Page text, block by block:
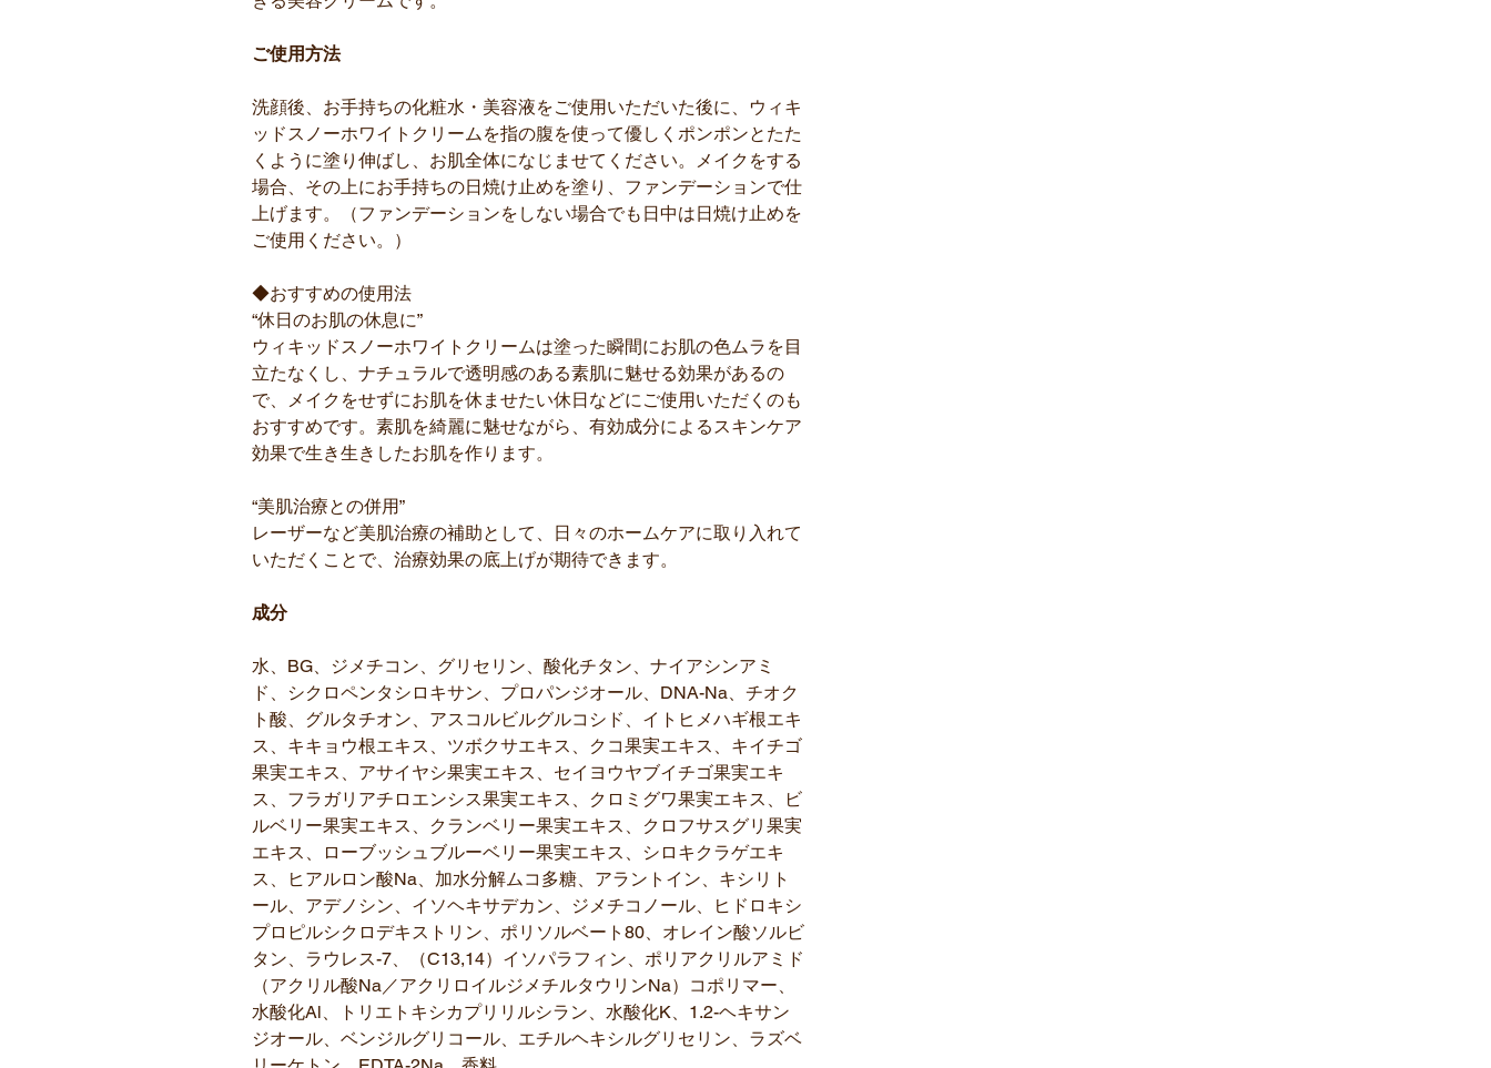
ご使用方法
洗顔後、お手持ちの化粧水・美容液をご使用いただいた後に、ウィキ
ッドスノーホワイトクリームを指の腹を使って優しくポンポンとたた
くように塗り伸ばし、お肌全体になじませてください。メイクをする
場合、その上にお手持ちの日焼け止めを塗り、ファンデーションで仕
上げます。（ファンデーションをしない場合でも日中は日焼け止めを
ご使用ください。）
◆おすすめの使用法
“休日のお肌の休息に”
ウィキッドスノーホワイトクリームは塗った瞬間にお肌の色ムラを目
立たなくし、ナチュラルで透明感のある素肌に魅せる効果があるの
で、メイクをせずにお肌を休ませたい休日などにご使用いただくのも
おすすめです。素肌を綺麗に魅せながら、有効成分によるスキンケア
効果で生き生きしたお肌を作ります。
“美肌治療との併用”
レーザーなど美肌治療の補助として、日々のホームケアに取り入れて
いただくことで、治療効果の底上げが期待できます。
成分
水、BG、ジメチコン、グリセリン、酸化チタン、ナイアシンアミ
ド、シクロペンタシロキサン、プロパンジオール、DNA-Na、チオク
ト酸、グルタチオン、アスコルビルグルコシド、イトヒメハギ根エキ
ス、キキョウ根エキス、ツボクサエキス、クコ果実エキス、キイチゴ
果実エキス、アサイヤシ果実エキス、セイヨウヤブイチゴ果実エキ
ス、フラガリアチロエンシス果実エキス、クロミグワ果実エキス、ビ
ルベリー果実エキス、クランベリー果実エキス、クロフサスグリ果実
エキス、ローブッシュブルーベリー果実エキス、シロキクラゲエキ
ス、ヒアルロン酸Na、加水分解ムコ多糖、アラントイン、キシリト
ール、アデノシン、イソヘキサデカン、ジメチコノール、ヒドロキシ
プロピルシクロデキストリン、ポリソルベート80、オレイン酸ソルビ
タン、ラウレス-7、（C13,14）イソパラフィン、ポリアクリルアミド
（アクリル酸Na／アクリロイルジメチルタウリンNa）コポリマー、
水酸化Al、トリエトキシカプリリルシラン、水酸化K、1.2-ヘキサン
ジオール、ベンジルグリコール、エチルヘキシルグリセリン、ラズベ